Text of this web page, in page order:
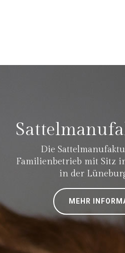
Die
Familienbetrieb mit Sitz
in der
MEHR